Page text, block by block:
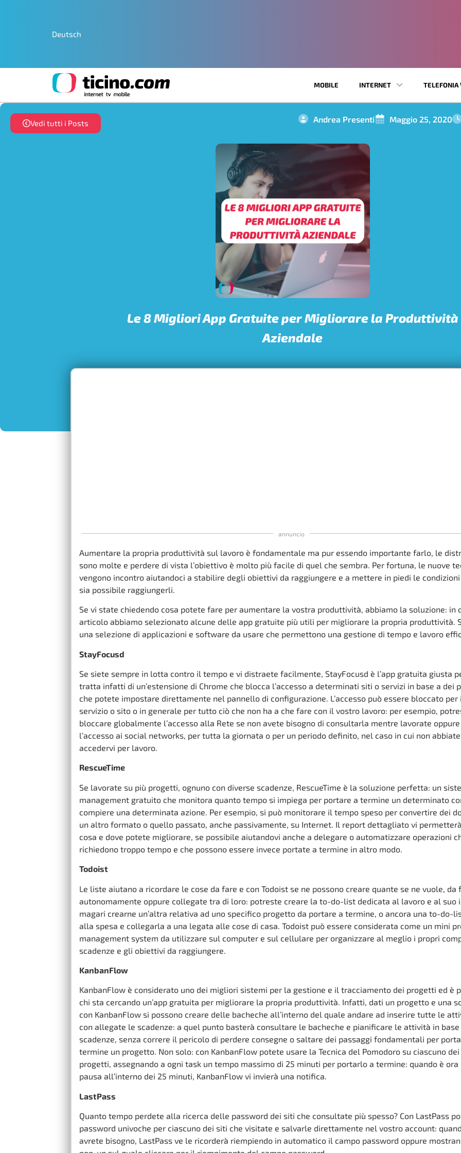
Deutsch
MOBILE INTERNET TELEFONIA
Vedi tutti i Posts Andrea Presenti Maggio 25, 2020
Le 8 Migliori App Gratuite per Migliorare la Produttività
Aziendale
annuncio
Aumentare la propria produttività sul lavoro è fondamentale ma pur essendo importante farlo, le
sono molte e perdere di vista l’obiettivo è molto più facile di quel che sembra. Per fortuna, le nuove
vengono incontro aiutandoci a stabilire degli obiettivi da raggiungere e a mettere in piedi le
sia possibile raggiungerli.
Se vi state chiedendo cosa potete fare per aumentare la vostra produttività, abbiamo la soluzione: in
articolo abbiamo selezionato alcune delle app gratuite più utili per migliorare la propria produttività.
una selezione di applicazioni e software da usare che permettono una gestione di tempo e lavoro
StayFocusd
Se siete sempre in lotta contro il tempo e vi distraete facilmente, StayFocusd è l’app gratuita giusta
tratta infatti di un’estensione di Chrome che blocca l’accesso a determinati siti o servizi in base a dei
che potete impostare direttamente nel pannello di configurazione. L’accesso può essere bloccato
servizio o sito o in generale per tutto ciò che non ha a che fare con il vostro lavoro: per esempio,
bloccare globalmente l’accesso alla Rete se non avete bisogno di consultarla mentre lavorate
l’accesso ai social networks, per tutta la giornata o per un periodo definito, nel caso in cui non
accedervi per lavoro.
RescueTime
Se lavorate su più progetti, ognuno con diverse scadenze, RescueTime è la soluzione perfetta: un
management gratuito che monitora quanto tempo si impiega per portare a termine un determinato
compiere una determinata azione. Per esempio, si può monitorare il tempo speso per convertire dei
un altro formato o quello passato, anche passivamente, su Internet. Il report dettagliato vi
cosa e dove potete migliorare, se possibile aiutandovi anche a delegare o automatizzare operazioni
richiedono troppo tempo e che possono essere invece portate a termine in altro modo.
Todoist
Le liste aiutano a ricordare le cose da fare e con Todoist se ne possono creare quante se ne vuole, da
autonomamente oppure collegate tra di loro: potreste creare la to-do-list dedicata al lavoro e al suo
magari crearne un’altra relativa ad uno specifico progetto da portare a termine, o ancora una to-do-
alla spesa e collegarla a una legata alle cose di casa. Todoist può essere considerata come un mini
management system da utilizzare sul computer e sul cellulare per organizzare al meglio i propri
scadenze e gli obiettivi da raggiungere.
KanbanFlow
KanbanFlow è considerato uno dei migliori sistemi per la gestione e il tracciamento dei progetti ed è
chi sta cercando un’app gratuita per migliorare la propria produttività. Infatti, dati un progetto e una
con KanbanFlow si possono creare delle bacheche all’interno del quale andare ad inserire tutte le
con allegate le scadenze: a quel punto basterà consultare le bacheche e pianificare le attività in
scadenze, senza correre il pericolo di perdere consegne o saltare dei passaggi fondamentali per
termine un progetto. Non solo: con KanbanFlow potete usare la Tecnica del Pomodoro su ciascuno
progetti, assegnando a ogni task un tempo massimo di 25 minuti per portarlo a termine: quando è ora
pausa all’interno dei 25 minuti, KanbanFlow vi invierà una notifica.
LastPass
Quanto tempo perdete alla ricerca delle password dei siti che consultate più spesso? Con LastPass
password univoche per ciascuno dei siti che visitate e salvarle direttamente nel vostro account:
avrete bisogno, LastPass ve le ricorderà riempiendo in automatico il campo password oppure